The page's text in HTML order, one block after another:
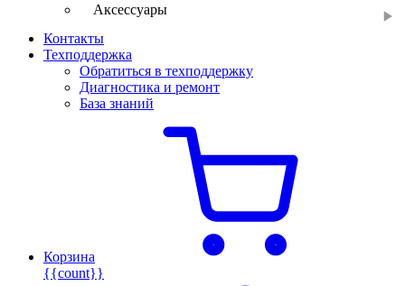
Аксессуары
Контакты
Техподдержка
Обратиться в техподдержку
Диагностика и ремонт
База знаний
Корзина
{{count}}